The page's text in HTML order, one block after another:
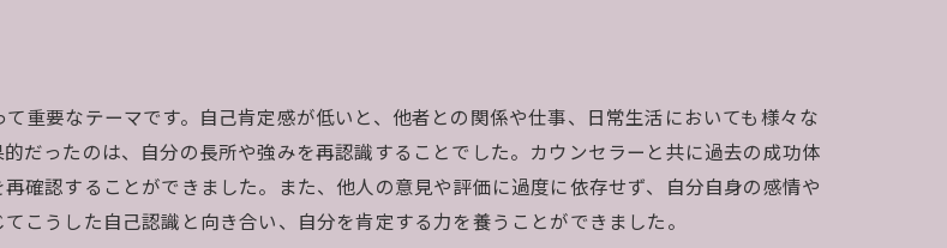
シェアすることで得た気付き
通じて築いたポジティブな思考
の希望を見いだした相談事例
成長の機会とした実体験
重要なテーマです。自己肯定感が低いと、他者との関係や仕事、日常生活においても様々な
だったのは、自分の長所や強みを再認識することでした。カウンセラーと共に過去の成功体
確認することができました。また、他人の意見や評価に過度に依存せず、自分自身の感情や
こうした自己認識と向き合い、自分を肯定する力を養うことができました。